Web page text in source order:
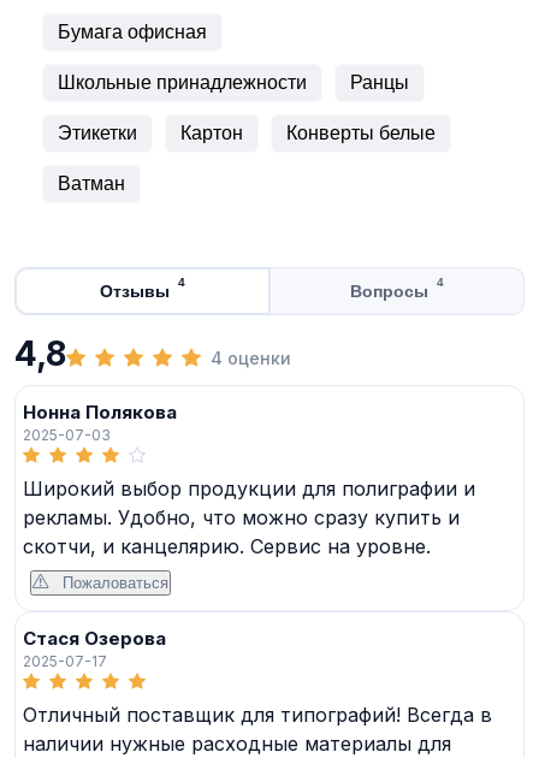
Бумага офисная
Школьные принадлежности Ранцы
Этикетки Картон Конверты белые
Ватман
Отзывы 4 Вопросы 4
4,8 4 оценки
Нонна Полякова
2025-07-03
Широкий выбор продукции для полиграфии и
рекламы. Удобно, что можно сразу купить и
скотчи, и канцелярию. Сервис на уровне.
Пожаловаться
Стася Озерова
2025-07-17
Отличный поставщик для типографий! Всегда в
наличии нужные расходные материалы для